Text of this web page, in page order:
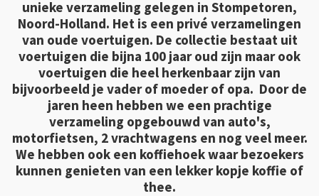
unieke verzameling gelegen in Stompetoren,
Noord-Holland. Het is een privé verzamelingen
van oude voertuigen. De collectie bestaat uit
voertuigen die bijna 100 jaar oud zijn maar ook
voertuigen die heel herkenbaar zijn van
bijvoorbeeld je vader of moeder of opa. Door de
jaren heen hebben we een prachtige
verzameling opgebouwd van auto's,
motorfietsen, 2 vrachtwagens en nog veel meer.
We hebben ook een koffiehoek waar bezoekers
kunnen genieten van een lekker kopje koffie of
thee.